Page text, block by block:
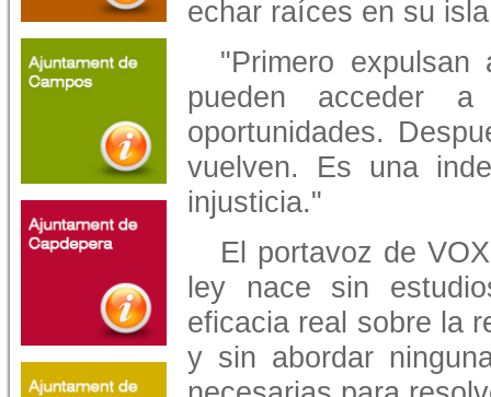
echar raíces en su
"Primero
pueden acceder
oportunidades.
vuelven. Es una
injusticia."
El portavoz de
ley nace sin
eficacia real sobre la
y sin abordar